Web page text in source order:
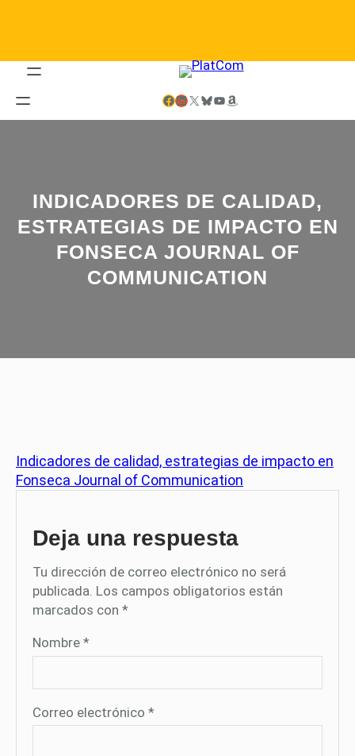
Facebook LinkedIn X Bluesky YouTube Amazon
INDICADORES DE CALIDAD,
ESTRATEGIAS DE IMPACTO EN
FONSECA JOURNAL OF
COMMUNICATION
Indicadores de calidad, estrategias de impacto en
Fonseca Journal of Communication
Deja una respuesta
Tu dirección de correo electrónico no será
publicada. Los campos obligatorios están
marcados con *
Nombre *
Correo electrónico *